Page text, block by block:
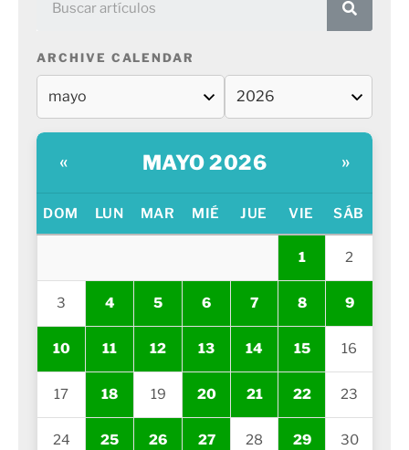
ARCHIVE CALENDAR
« MAYO 2026 »
DOM LUN MAR MIÉ JUE VIE SÁB
1 2
3 4 5 6 7 8 9
10 11 12 13 14 15 16
17 18 19 20 21 22 23
24 25 26 27 28 29 30